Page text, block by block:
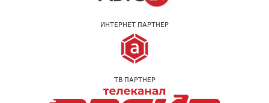
ИНТЕРНЕТ ПАРТНЕР
ТВ ПАРТНЕР